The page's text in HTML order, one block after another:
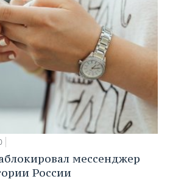
мессенджер
России